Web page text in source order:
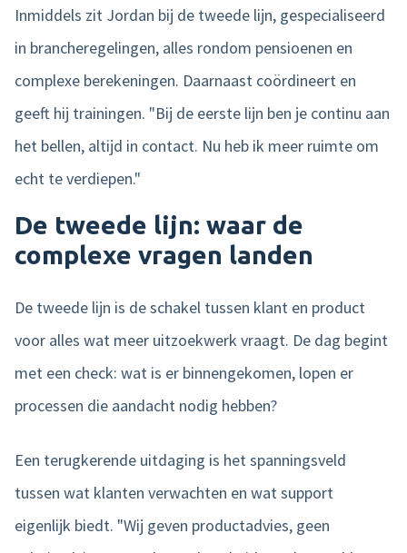
Inmiddels zit Jordan bij de tweede lijn, gespecialiseerd
in brancheregelingen, alles rondom pensioenen en
complexe berekeningen. Daarnaast coördineert en
geeft hij trainingen. "Bij de eerste lijn ben je continu aan
het bellen, altijd in contact. Nu heb ik meer ruimte om
echt te verdiepen."
De tweede lijn: waar de
complexe vragen landen
De tweede lijn is de schakel tussen klant en product
voor alles wat meer uitzoekwerk vraagt. De dag begint
met een check: wat is er binnengekomen, lopen er
processen die aandacht nodig hebben?
Een terugkerende uitdaging is het spanningsveld
tussen wat klanten verwachten en wat support
eigenlijk biedt. "Wij geven productadvies, geen